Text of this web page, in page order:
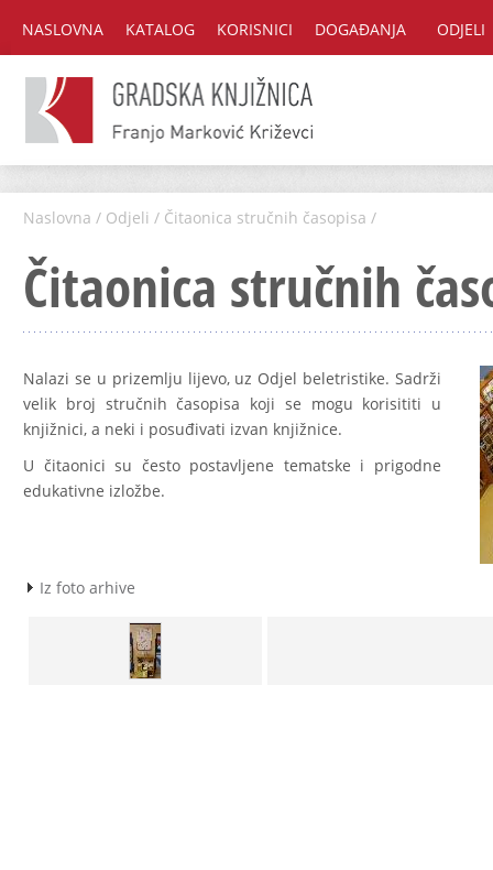
NASLOVNA KATALOG KORISNICI DOGAĐANJA ODJELI
Naslovna / Odjeli / Čitaonica stručnih časopisa /
Čitaonica stručnih
Nalazi se u prizemlju lijevo, uz Odjel beletristike. Sadrži
velik broj stručnih časopisa koji se mogu korisititi u
knjižnici, a neki i posuđivati izvan knjižnice.
U čitaonici su često postavljene tematske i prigodne
edukativne izložbe.
Iz foto arhive